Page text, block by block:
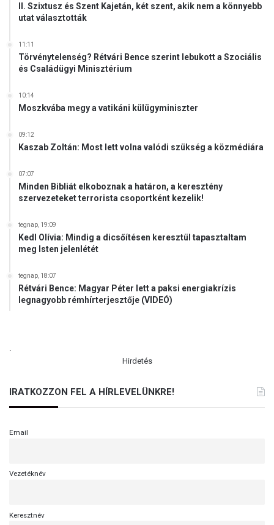
II. Szixtusz és Szent Kajetán, két szent, akik nem a könnyebb
utat választották
11:11
Törvénytelenség? Rétvári Bence szerint lebukott a Szociális
és Családügyi Minisztérium
10:14
Moszkvába megy a vatikáni külügyminiszter
09:12
Kaszab Zoltán: Most lett volna valódi szükség a közmédiára
07:07
Minden Bibliát elkoboznak a határon, a keresztény
szervezeteket terrorista csoportként kezelik!
tegnap, 19:09
Kedl Olívia: Mindig a dicsőítésen keresztül tapasztaltam
meg Isten jelenlétét
tegnap, 18:07
Rétvári Bence: Magyar Péter lett a paksi energiakrízis
legnagyobb rémhírterjesztője (VIDEÓ)
Hirdetés
IRATKOZZON FEL A HÍRLEVELÜNKRE!
Email
Vezetéknév
Keresztnév